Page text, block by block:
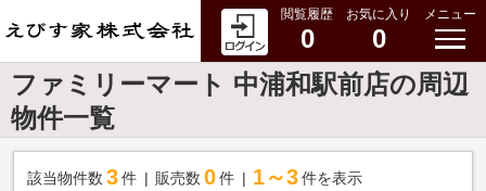
閲覧履歴
0
お気に入り
0
メニュー
ファミリーマート 中浦和駅前店の周辺
物件一覧
該当物件数 3件 販売数 0 件 1～3 件を表示